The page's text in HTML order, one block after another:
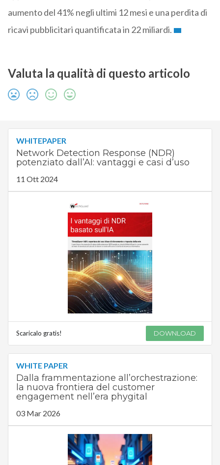
aumento del 41% negli ultimi 12 mesi e una perdita di
ricavi pubblicitari quantificata in 22 miliardi.
Valuta la qualità di questo articolo
WHITEPAPER
Network Detection Response (NDR)
potenziato dall’AI: vantaggi e casi d’uso
11 Ott 2024
Scaricalo gratis! DOWNLOAD
WHITE PAPER
Dalla frammentazione all’orchestrazione:
la nuova frontiera del customer
engagement nell’era phygital
03 Mar 2026